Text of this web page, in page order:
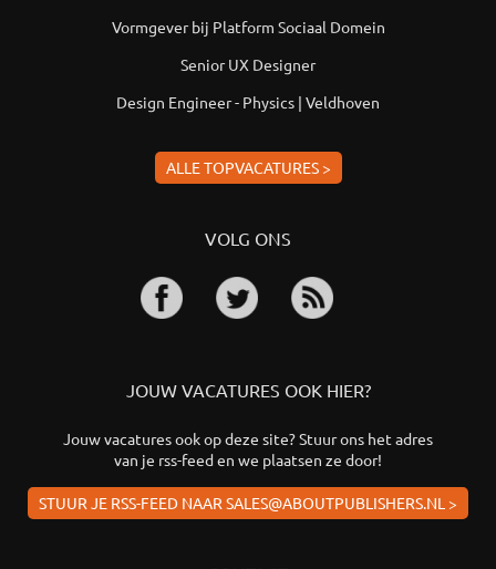
Vormgever bij Platform Sociaal Domein
Senior UX Designer
Design Engineer - Physics | Veldhoven
ALLE TOPVACATURES >
VOLG ONS
JOUW VACATURES OOK HIER?
Jouw vacatures ook op deze site? Stuur ons het adres
van je rss-feed en we plaatsen ze door!
STUUR JE RSS-FEED NAAR SALES@ABOUTPUBLISHERS.NL >